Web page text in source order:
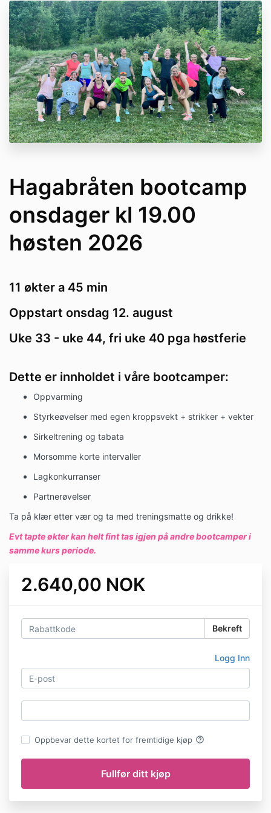
Hagabråten bootcamp
onsdager kl 19.00
høsten 2026
11 økter a 45 min
Oppstart onsdag 12. august
Uke 33 - uke 44, fri uke 40 pga høstferie
Dette er innholdet i våre bootcamper:
Oppvarming
Styrkeøvelser med egen kroppsvekt + strikker + vekter
Sirkeltrening og tabata
Morsomme korte intervaller
Lagkonkurranser
Partnerøvelser
Ta på klær etter vær og ta med treningsmatte og drikke!
Evt tapte økter kan helt fint tas igjen på andre bootcamper i
samme kurs periode.
2.640,00 NOK
Bekreft
Logg Inn
Oppbevar dette kortet for fremtidige kjøp help_outline